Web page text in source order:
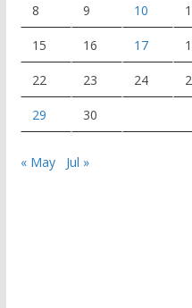
8 9 10
15 16 17
22 23 24
29 30
« May Jul »